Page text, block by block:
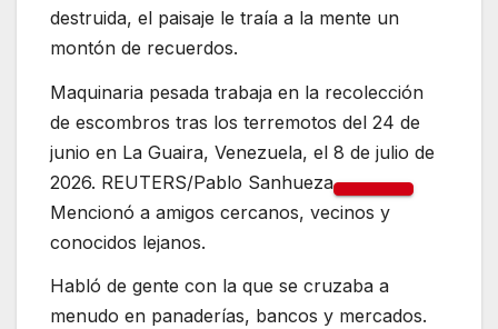
destruida, el paisaje le traía a la mente un
montón de recuerdos.
Maquinaria pesada trabaja en la recolección
de escombros tras los terremotos del 24 de
junio en La Guaira, Venezuela, el 8 de julio de
2026. REUTERS/Pablo Sanhueza
Mencionó a amigos cercanos, vecinos y
conocidos lejanos.
Habló de gente con la que se cruzaba a
menudo en panaderías, bancos y mercados.